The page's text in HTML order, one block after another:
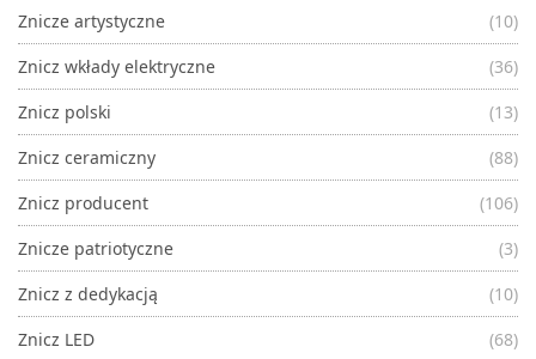
Znicze artystyczne
(10)
Znicz wkłady elektryczne
(36)
Znicz polski
(13)
Znicz ceramiczny
(88)
Znicz producent
(106)
Znicze patriotyczne
(3)
Znicz z dedykacją
(10)
Znicz LED
(68)